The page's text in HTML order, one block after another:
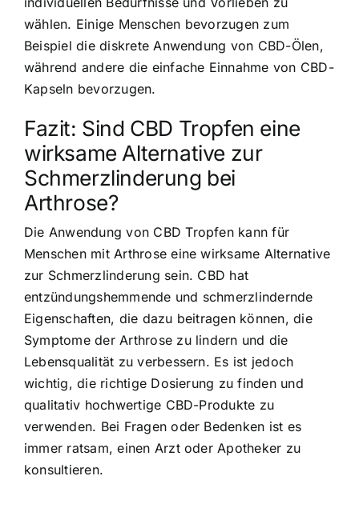
wählen. Einige Menschen bevorzugen zum
Beispiel die diskrete Anwendung von CBD-Ölen,
während andere die einfache Einnahme von CBD-
Kapseln bevorzugen.
Fazit: Sind CBD Tropfen eine
wirksame Alternative zur
Schmerzlinderung bei
Arthrose?
Die Anwendung von CBD Tropfen kann für
Menschen mit Arthrose eine wirksame Alternative
zur Schmerzlinderung sein. CBD hat
entzündungshemmende und schmerzlindernde
Eigenschaften, die dazu beitragen können, die
Symptome der Arthrose zu lindern und die
Lebensqualität zu verbessern. Es ist jedoch
wichtig, die richtige Dosierung zu finden und
qualitativ hochwertige CBD-Produkte zu
verwenden. Bei Fragen oder Bedenken ist es
immer ratsam, einen Arzt oder Apotheker zu
konsultieren.